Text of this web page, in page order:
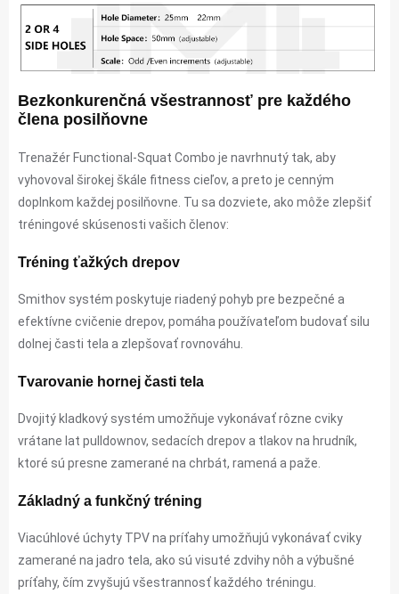
Bezkonkurenčná všestrannosť pre každého
člena posilňovne
Trenažér Functional-Squat Combo je navrhnutý tak, aby
vyhovoval širokej škále fitness cieľov, a preto je cenným
doplnkom každej posilňovne. Tu sa dozviete, ako môže zlepšiť
tréningové skúsenosti vašich členov:
Tréning ťažkých drepov
Smithov systém poskytuje riadený pohyb pre bezpečné a
efektívne cvičenie drepov, pomáha používateľom budovať silu
dolnej časti tela a zlepšovať rovnováhu.
Tvarovanie hornej časti tela
Dvojitý kladkový systém umožňuje vykonávať rôzne cviky
vrátane lat pulldownov, sedacích drepov a tlakov na hrudník,
ktoré sú presne zamerané na chrbát, ramená a paže.
Základný a funkčný tréning
Viacúhlové úchyty TPV na príťahy umožňujú vykonávať cviky
zamerané na jadro tela, ako sú visuté zdvihy nôh a výbušné
príťahy, čím zvyšujú všestrannosť každého tréningu.